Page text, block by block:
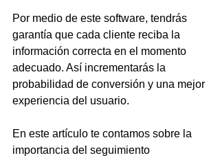
Por medio de este software, tendrás
garantía que cada cliente reciba la
información correcta en el momento
adecuado. Así incrementarás la
probabilidad de conversión y una mejor
experiencia del usuario.
En este artículo te contamos sobre la
importancia del seguimiento